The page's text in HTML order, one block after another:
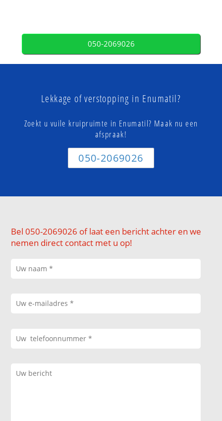
050-2069026
Lekkage of verstopping in Enumatil?
Zoekt u vuile kruipruimte in Enumatil? Maak nu een
afspraak!
050-2069026
Bel 050-2069026 of laat een bericht achter en we
nemen direct contact met u op!